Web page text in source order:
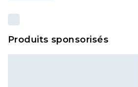
Produits sponsorisés